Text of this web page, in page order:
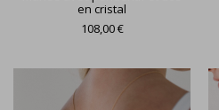
en cristal
108,00 €